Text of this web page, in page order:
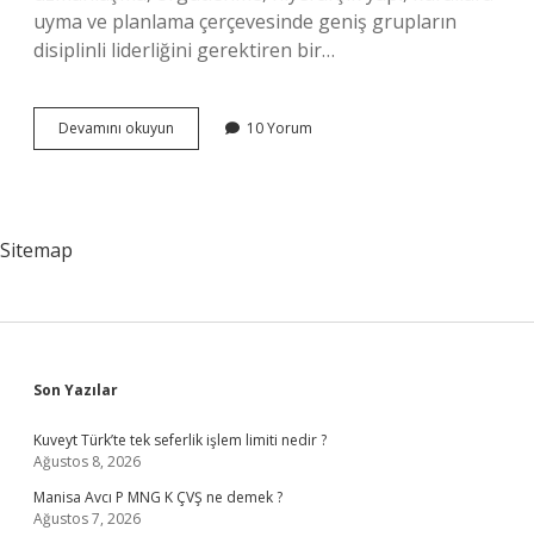
uyma ve planlama çerçevesinde geniş grupların
disiplinli liderliğini gerektiren bir…
Devamını okuyun Bürokratik
Yönetim
10 Yorum
Sitemap
Sidebar
Son Yazılar
Kuveyt Türk’te tek seferlik işlem limiti nedir ?
Ağustos 8, 2026
Manisa Avcı P MNG K ÇVŞ ne demek ?
Ağustos 7, 2026